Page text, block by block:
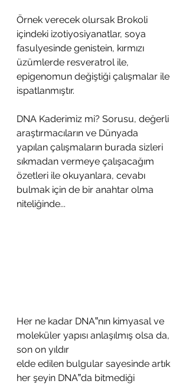
Örnek verecek olursak Brokoli
içindeki izotiyosiyanatlar, soya
fasulyesinde genistein, kırmızı
üzümlerde resveratrol ile,
epigenomun değiştiği çalışmalar ile
ispatlanmıştır.
DNA Kaderimiz mi? Sorusu, değerli
araştırmacıların ve Dünyada
yapılan çalışmaların burada sizleri
sıkmadan vermeye çalışacağım
özetleri ile okuyanlara, cevabı
bulmak için de bir anahtar olma
niteliğinde...
Her ne kadar DNA‟nın kimyasal ve
moleküler yapısı anlaşılmış olsa da,
son on yıldır
elde edilen bulgular sayesinde artık
her şeyin DNA‟da bitmediği